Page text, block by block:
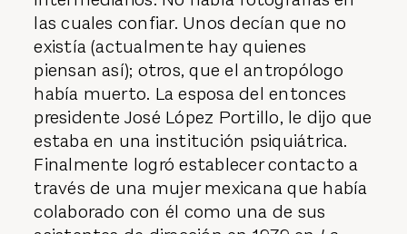
las cuales confiar. Unos decían que no
existía (actualmente hay quienes
piensan así); otros, que el antropólogo
había muerto. La esposa del entonces
presidente José López Portillo, le dijo que
estaba en una institución psiquiátrica.
Finalmente logró establecer contacto a
través de una mujer mexicana que había
colaborado con él como una de sus